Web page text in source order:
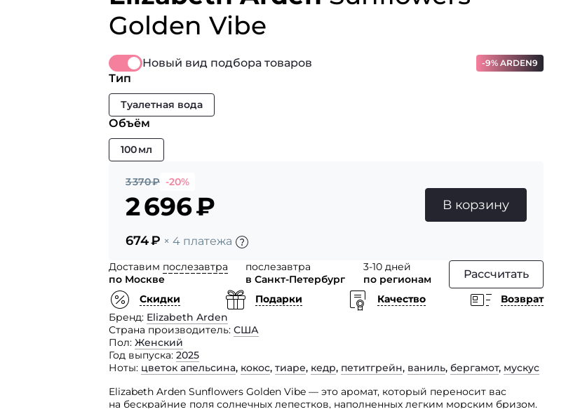
Golden Vibe
Новый вид подбора товаров -9% ARDEN9
Тип
Туалетная вода
Объём
100 мл
3 370₽ -20%
2 696₽
674₽ × 4 платежа
В корзину
Доставим послезавтра
по Москве
послезавтра
в Санкт-Петербург
3-10 дней
по регионам
Рассчитать
Скидки Подарки Качество
Возврат
Бренд Elizabeth Arden
Страна производитель США
Пол Женский
Год выпуска 2025
Ноты цветок апельсина, кокос, тиаре, кедр, петитгрейн, ваниль, бергамот, мускус
Elizabeth Arden Sunflowers Golden Vibe — это аромат, который переносит вас
на бескрайние поля солнечных лепестков, наполненных легким морским бризом.